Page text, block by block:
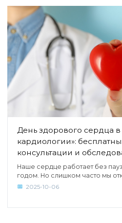
День здорового сердца
кардиологии»:
консультации и
Наше сердце работает без
годом. Но слишком часто мы
2025-10-06